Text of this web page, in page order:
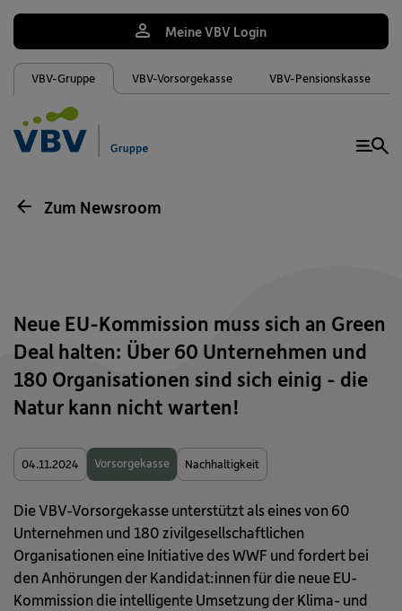
VBV-Gruppe VBV-Vorsorgekasse VBV-Pensionskasse
Meine VBV Login
Zum Newsroom
Neue EU-Kommission muss sich an Green
Deal halten: Über 60 Unternehmen und
180 Organisationen sind sich einig - die
Natur kann nicht warten!
04.11.2024 Vorsorgekasse Nachhaltigkeit
Die VBV-Vorsorgekasse unterstützt als eines von 60
Unternehmen und 180 zivilgesellschaftlichen
Organisationen eine Initiative des WWF und fordert bei
den Anhörungen der Kandidat:innen für die neue EU-
Kommission die intelligente Umsetzung der Klima- und